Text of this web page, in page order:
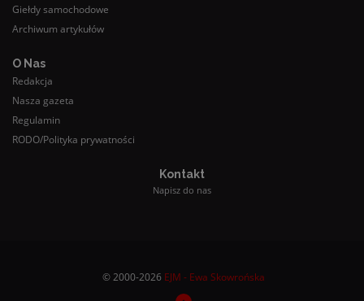
Giełdy samochodowe
Archiwum artykułów
O Nas
Redakcja
Nasza gazeta
Regulamin
RODO/Polityka prywatności
Kontakt
Napisz do nas
© 2000-2026 EJM - Ewa Skowrońska